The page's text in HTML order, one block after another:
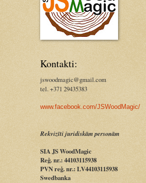
Kontakti:
jswoodmagic@gmail.com
tel. +371 29435383
www.facebook.com/JSWoodMagic/
Rekvizīti juridiskām personām
SIA JS WoodMagic
Reģ. nr.: 44103115938
PVN reģ. nr.: LV44103115938
Swedbanka